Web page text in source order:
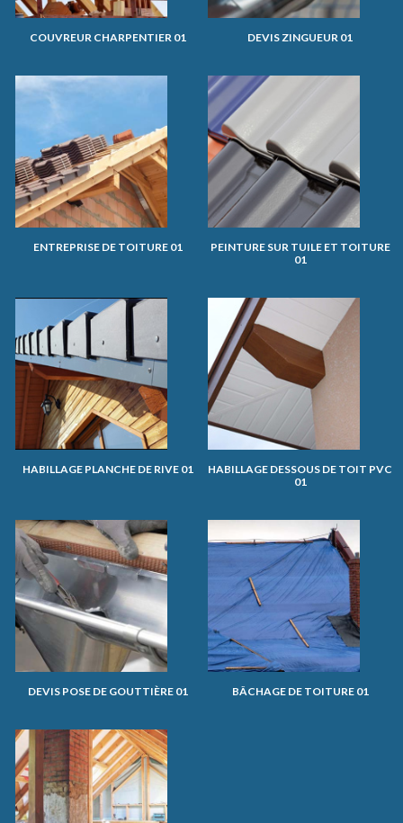
COUVREUR CHARPENTIER 01 DEVIS ZINGUEUR 01
ENTREPRISE DE TOITURE 01
PEINTURE SUR TUILE ET TOITURE
01
HABILLAGE PLANCHE DE RIVE 01
HABILLAGE DESSOUS DE TOIT PVC
01
DEVIS POSE DE GOUTTIÈRE 01 BÂCHAGE DE TOITURE 01